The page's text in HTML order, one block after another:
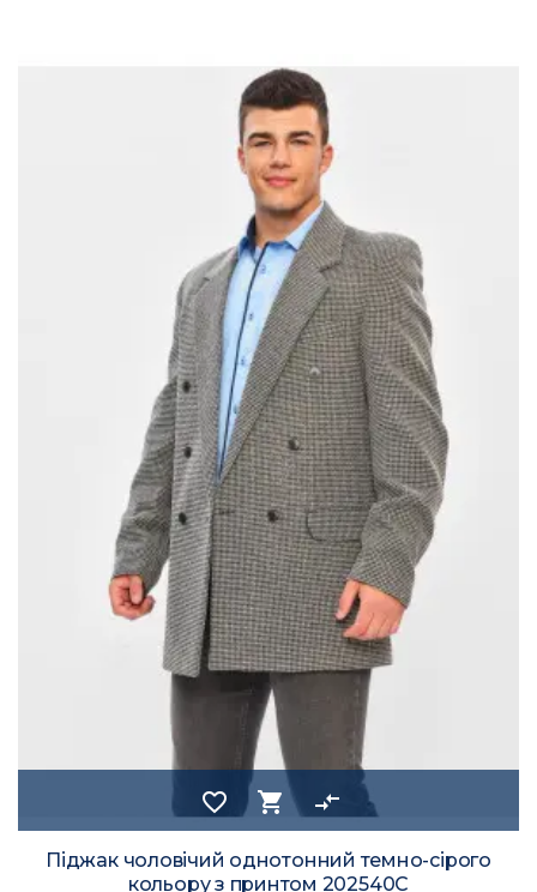
favorite_border shopping_cart compare_arrows
Піджак чоловічий однотонний темно-сірого
кольору з принтом 202540C